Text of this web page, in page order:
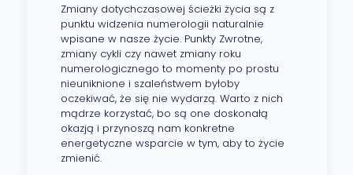
Zmiany dotychczasowej ścieżki życia są z
punktu widzenia numerologii naturalnie
wpisane w nasze życie. Punkty Zwrotne,
zmiany cykli czy nawet zmiany roku
numerologicznego to momenty po prostu
nieuniknione i szaleństwem byłoby
oczekiwać, że się nie wydarzą. Warto z nich
mądrze korzystać, bo są one doskonałą
okazją i przynoszą nam konkretne
energetyczne wsparcie w tym, aby to życie
zmienić.